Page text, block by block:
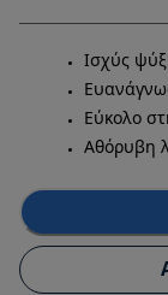
Ισχύς
Εύκολο
Αθόρυβη